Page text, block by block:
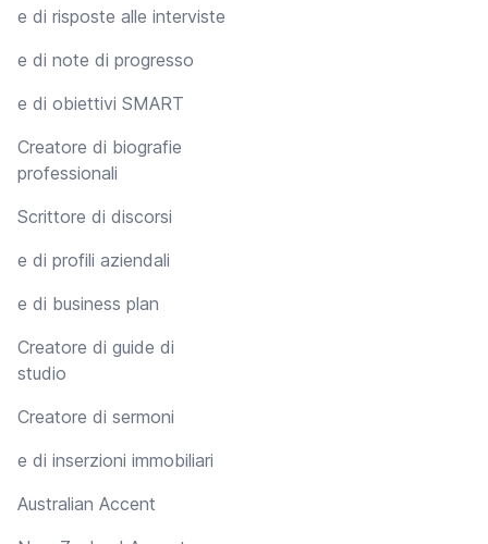
e di risposte alle interviste
e di note di progresso
e di obiettivi SMART
Creatore di biografie
professionali
Scrittore di discorsi
e di profili aziendali
e di business plan
Creatore di guide di
studio
Creatore di sermoni
e di inserzioni immobiliari
Australian Accent